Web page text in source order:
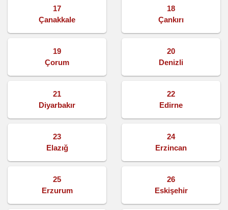
17
Çanakkale
18
Çankırı
19
Çorum
20
Denizli
21
Diyarbakır
22
Edirne
23
Elazığ
24
Erzincan
25
Erzurum
26
Eskişehir